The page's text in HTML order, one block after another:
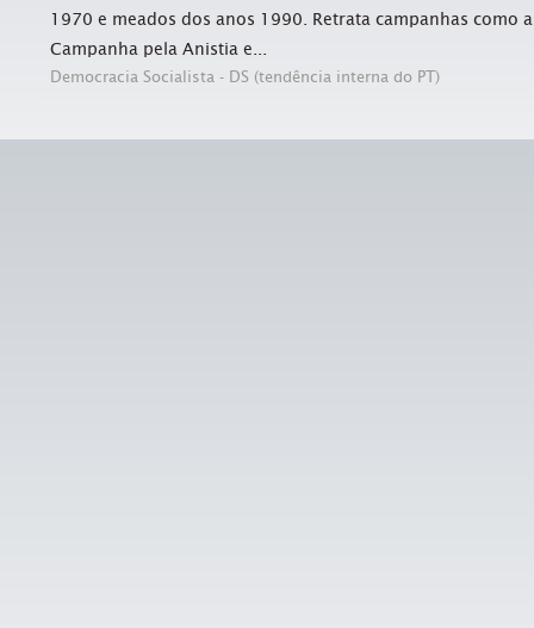
1970 e meados dos anos 1990. Retrata campanhas como a
Campanha pela Anistia e...
Democracia Socialista - DS (tendência interna do PT)